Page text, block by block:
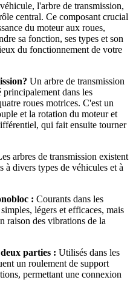
l'arbre de transmission,
central. Ce composant crucial
du moteur aux roues,
sa fonction, ses types et son
du fonctionnement de votre
Un arbre de transmission
principalement dans les
roues motrices. C'est un
et la rotation du moteur et
qui fait ensuite tourner
arbres de transmission existent
à divers types de véhicules et à
: Courants dans les
légers et efficaces, mais
raison des vibrations de la
parties : Utilisés dans les
un roulement de support
permettant une connexion